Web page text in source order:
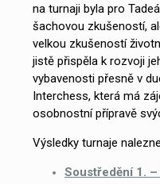
na turnaji byla pro
šachovou zkušeností,
velkou zkušeností
jistě přispěla k rozvoji
vybavenosti přesně v
Interchess, která má
osobnostní přípravě
Výsledky turnaje
Soustředění 1. –